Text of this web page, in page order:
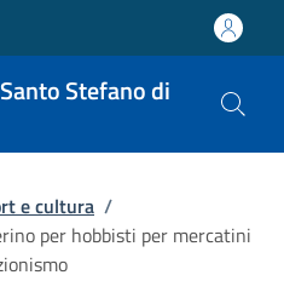
Stefano di
e cultura /
per hobbisti per mercatini